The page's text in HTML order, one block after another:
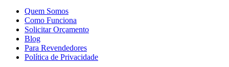
Quem Somos
Como Funciona
Solicitar Orçamento
Blog
Para Revendedores
Política de Privacidade